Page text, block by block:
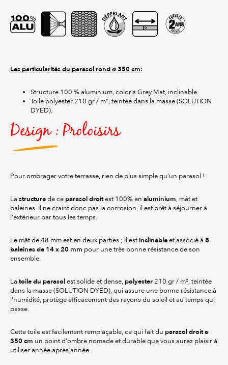
Les particularités du parasol rond ø 350 cm:
Structure 100 % aluminium, coloris Grey Mat, inclinable.
Toile polyester 210 gr / m², teintée dans la masse (SOLUTION
DYED).
Design : Proloisirs
Pour ombrager votre terrasse, rien de plus simple qu’un parasol !
La structure de ce parasol droitest 100% en aluminium, mât et
baleines. Il ne craint donc pas la corrosion, il est prêt à séjourner à
l’extérieur par tous les temps.
Le mât de 48 mm est en deux parties ; il est inclinable et associé à 8
baleines de 14 x 20 mm pour une très bonne résistance de son
ensemble.
La toile du parasol est solide et dense, polyester 210 gr / m², teintée
dans la masse (SOLUTION DYED), qui assure une bonne résistance à
l'humidité, protège efficacement des rayons du soleil et au temps qui
passe.
Cette toile est facilement remplaçable, ce qui fait du parasol droit ø
350 cm un point d’ombre nomade et durable que vous aurez plaisir à
utiliser année après année.